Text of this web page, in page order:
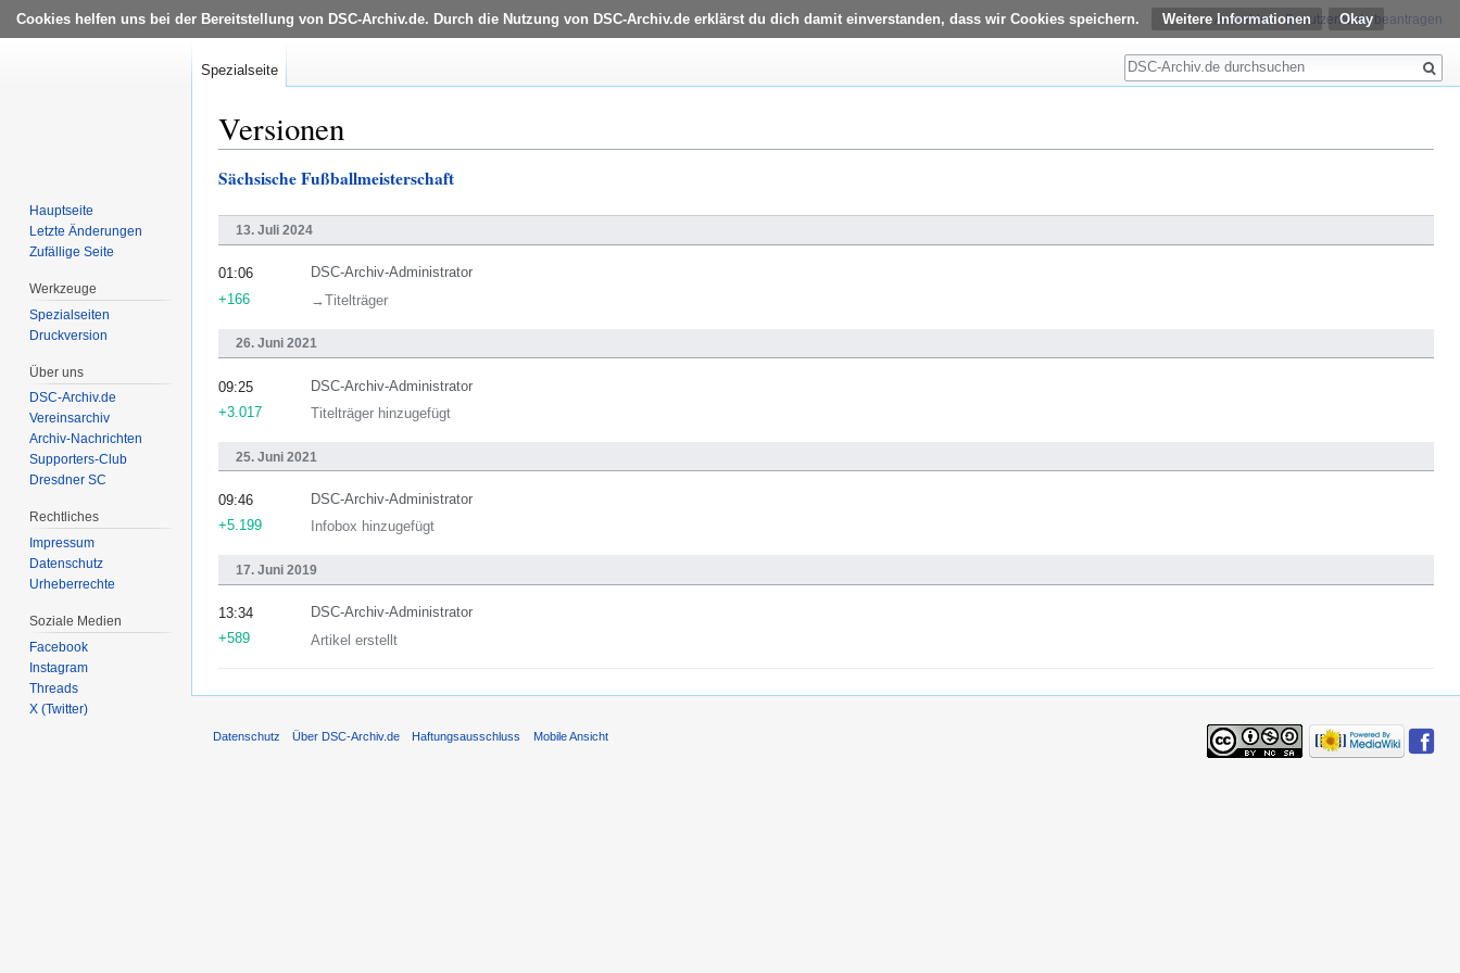
Cookies helfen uns bei der Bereitstellung von DSC-Archiv.de. Durch die Nutzung von DSC-Archiv.de erklärst du dich damit einverstanden, dass wir Cookies speichern. Weitere Informationen
Versionen
Zur
springen
Zur
springen
Sächsische Fußballmeisterschaft
13. Juli 2024
DSC-Archiv-Administrator
→‎Titelträger
01:06
+166
26. Juni 2021
DSC-Archiv-Administrator
Titelträger hinzugefügt
09:25
+3.017
25. Juni 2021
DSC-Archiv-Administrator
Infobox hinzugefügt
09:46
+5.199
17. Juni 2019
DSC-Archiv-Administrator
Artikel erstellt
13:34
+589
Anmelden Benutzerkonto beantragen
Spezialseite
Suche
Hauptseite
Letzte Änderungen
Zufällige Seite
Werkzeuge
Spezialseiten
Druckversion
Über uns
DSC-Archiv.de
Vereinsarchiv
Archiv-Nachrichten
Supporters-Club
Dresdner SC
Rechtliches
Impressum
Datenschutz
Urheberrechte
Soziale Medien
Facebook
Instagram
Threads
X (Twitter)
Datenschutz Über DSC-Archiv.de Haftungsausschluss Mobile Ansicht